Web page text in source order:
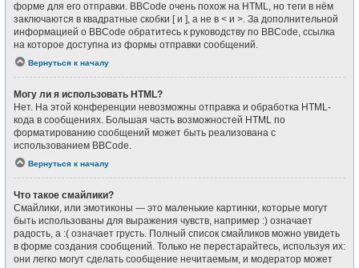
форме для его отправки. BBCode очень похож на HTML, но теги в нём
заключаются в квадратные скобки [ и ], а не в < и >. За дополнительной
информацией о BBCode обратитесь к руководству по BBCode, ссылка
на которое доступна из формы отправки сообщений.
Вернуться к началу
Могу ли я использовать HTML?
Нет. На этой конференции невозможны отправка и обработка HTML-
кода в сообщениях. Большая часть возможностей HTML по
форматированию сообщений может быть реализована с
использованием BBCode.
Вернуться к началу
Что такое смайлики?
Смайлики, или эмотиконы — это маленькие картинки, которые могут
быть использованы для выражения чувств, например :) означает
радость, а :( означает грусть. Полный список смайликов можно увидеть
в форме создания сообщений. Только не перестарайтесь, используя их:
они легко могут сделать сообщение нечитаемым, и модератор может